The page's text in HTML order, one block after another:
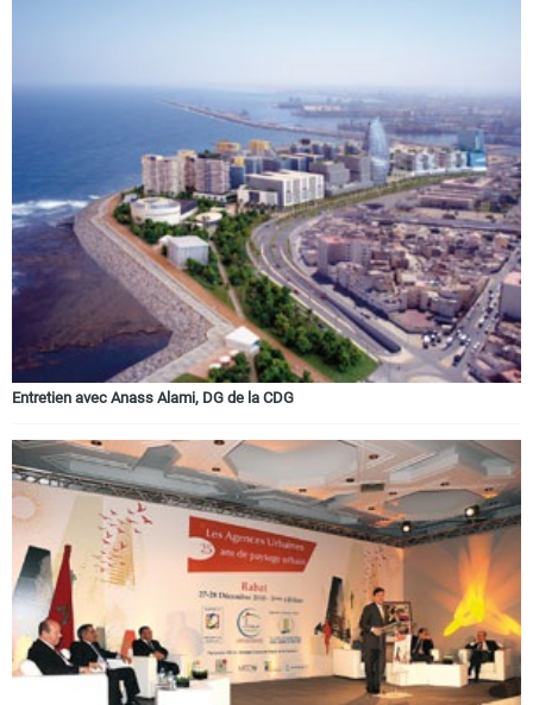
Entretien avec Anass Alami, DG de la CDG